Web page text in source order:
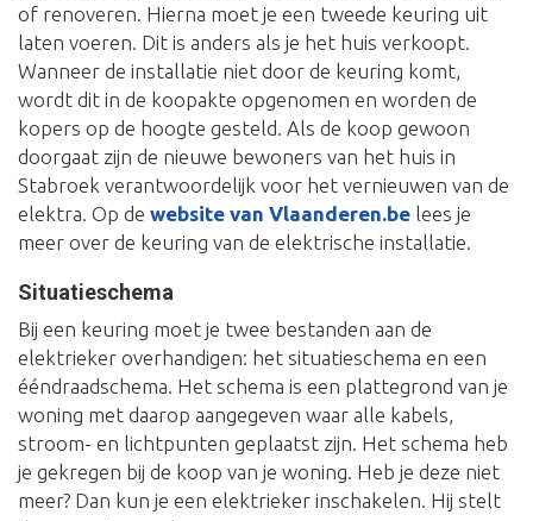
of renoveren. Hierna moet je een tweede keuring uit
laten voeren. Dit is anders als je het huis verkoopt.
Wanneer de installatie niet door de keuring komt,
wordt dit in de koopakte opgenomen en worden de
kopers op de hoogte gesteld. Als de koop gewoon
doorgaat zijn de nieuwe bewoners van het huis in
Stabroek verantwoordelijk voor het vernieuwen van de
elektra. Op de website van Vlaanderen.be lees je
meer over de keuring van de elektrische installatie.
Situatieschema
Bij een keuring moet je twee bestanden aan de
elektrieker overhandigen: het situatieschema en een
ééndraadschema. Het schema is een plattegrond van je
woning met daarop aangegeven waar alle kabels,
stroom- en lichtpunten geplaatst zijn. Het schema heb
je gekregen bij de koop van je woning. Heb je deze niet
meer? Dan kun je een elektrieker inschakelen. Hij stelt